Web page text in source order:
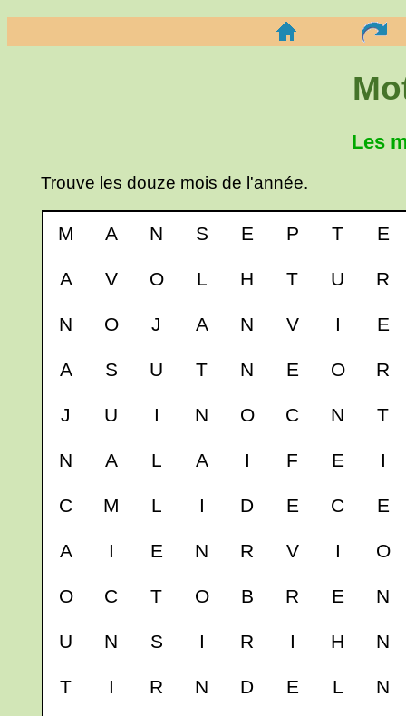
Les
Trouve les douze mois de l'année.
M A N S E P T E
A V O L H T U R
N O J A N V I E
A S U T N E O R
J U I N O C N T
N A L A I F E I
C M L I D E C E
A I E N R V I O
O C T O B R E N
U N S I R I H N
T I R N D E L N